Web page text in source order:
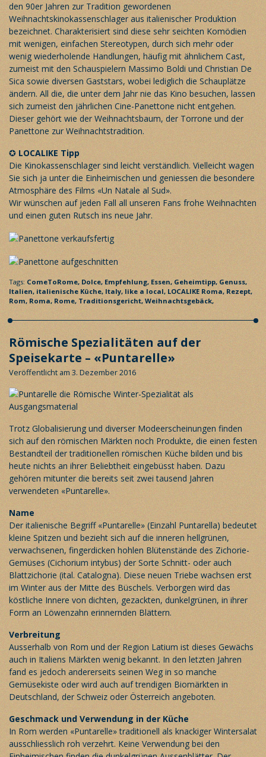
den 90er Jahren zur Tradition gewordenen
Weihnachtskinokassenschlager aus italienischer Produktion
bezeichnet. Charakterisiert sind diese sehr seichten Komödien
mit wenigen, einfachen Stereotypen, durch sich mehr oder
wenig wiederholende Handlungen, häufig mit ähnlichem Cast,
zumeist mit den Schauspielern Massimo Boldi und Christian De
Sica sowie diversen Gaststars, wobei lediglich die Schauplätze
ändern. All die, die unter dem Jahr nie das Kino besuchen, lassen
sich zumeist den jährlichen Cine-Panettone nicht entgehen.
Dieser gehört wie der Weihnachtsbaum, der Torrone und der
Panettone zur Weihnachtstradition.
✪ LOCALIKE Tipp
Die Kinokassenschlager sind leicht verständlich. Vielleicht wagen
Sie sich ja unter die Einheimischen und geniessen die besondere
Atmosphäre des Films «Un Natale al Sud».
Wir wünschen auf jeden Fall all unseren Fans frohe Weihnachten
und einen guten Rutsch ins neue Jahr.
Tags: ComeToRome, Dolce, Empfehlung, Essen, Geheimtipp, Genuss,
Italien, italienische Küche, Italy, like a local,LOCALIKE Roma, Rezept,
Rom, Roma, Rome, Traditionsgericht, Weihnachtsgebäck,
Römische Spezialitäten auf der
Speisekarte – «Puntarelle»
Veröffentlicht am 3. Dezember 2016
Trotz Globalisierung und diverser Modeerscheinungen finden
sich auf den römischen Märkten noch Produkte, die einen festen
Bestandteil der traditionellen römischen Küche bilden und bis
heute nichts an ihrer Beliebtheit eingebüsst haben. Dazu
gehören mitunter die bereits seit zwei tausend Jahren
verwendeten «Puntarelle».
Name
Der italienische Begriff «Puntarelle» (Einzahl Puntarella) bedeutet
kleine Spitzen und bezieht sich auf die inneren hellgrünen,
verwachsenen, fingerdicken hohlen Blütenstände des Zichorie-
Gemüses (Cichorium intybus) der Sorte Schnitt- oder auch
Blattzichorie (ital. Catalogna). Diese neuen Triebe wachsen erst
im Winter aus der Mitte des Büschels. Verborgen wird das
köstliche Innere von dichten, gezackten, dunkelgrünen, in ihrer
Form an Löwenzahn erinnernden Blättern.
Verbreitung
Ausserhalb von Rom und der Region Latium ist dieses Gewächs
auch in Italiens Märkten wenig bekannt. In den letzten Jahren
fand es jedoch andererseits seinen Weg in so manche
Gemüsekiste oder wird auch auf trendigen Biomärkten in
Deutschland, der Schweiz oder Österreich angeboten.
Geschmack und Verwendung in der Küche
In Rom werden «Puntarelle» traditionell als knackiger Wintersalat
ausschliesslich roh verzehrt. Keine Verwendung bei den